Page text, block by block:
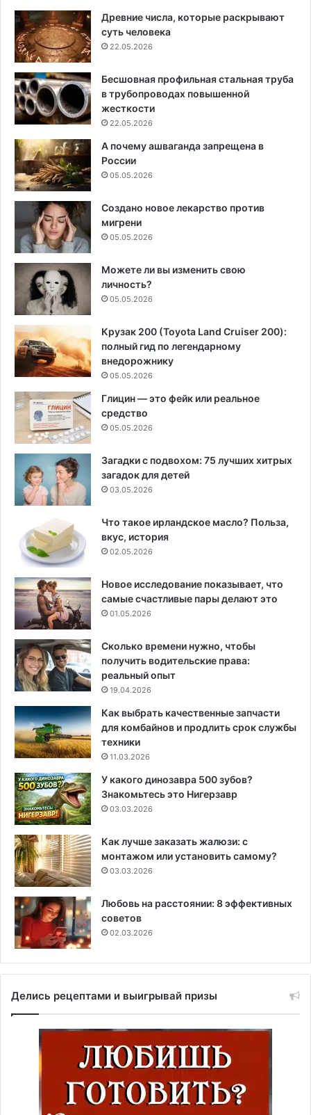
Древние числа, которые раскрывают
суть человека
22.05.2026
Бесшовная профильная стальная труба
в трубопроводах повышенной
жесткости
22.05.2026
А почему ашваганда запрещена в
России
05.05.2026
Создано новое лекарство против
мигрени
05.05.2026
Можете ли вы изменить свою
личность?
05.05.2026
Крузак 200 (Toyota Land Cruiser 200):
полный гид по легендарному
внедорожнику
05.05.2026
Глицин — это фейк или реальное
средство
05.05.2026
Загадки с подвохом: 75 лучших хитрых
загадок для детей
03.05.2026
Что такое ирландское масло? Польза,
вкус, история
02.05.2026
Новое исследование показывает, что
самые счастливые пары делают это
01.05.2026
Сколько времени нужно, чтобы
получить водительские права:
реальный опыт
19.04.2026
Как выбрать качественные запчасти
для комбайнов и продлить срок службы
техники
11.03.2026
У какого динозавра 500 зубов?
Знакомьтесь это Нигерзавр
03.03.2026
Как лучше заказать жалюзи: с
монтажом или установить самому?
03.03.2026
Любовь на расстоянии: 8 эффективных
советов
02.03.2026
Делись рецептами и выигрывай призы